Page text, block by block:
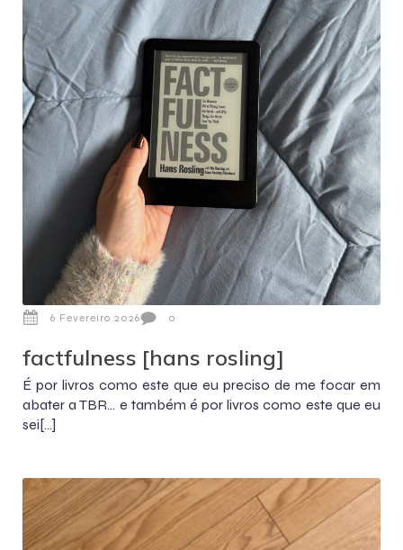
6 Fevereiro 2026 0
factfulness [hans rosling]
É por livros como este que eu preciso de me focar em
abater a TBR… e também é por livros como este que eu
sei[…]